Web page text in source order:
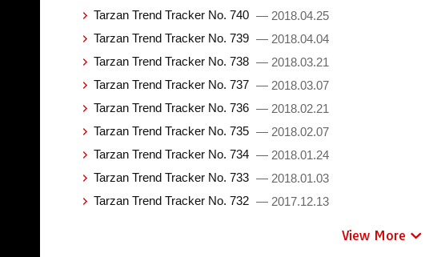
Tarzan Trend Tracker No. 740 — 2018.04.25
Tarzan Trend Tracker No. 739 — 2018.04.04
Tarzan Trend Tracker No. 738 — 2018.03.21
Tarzan Trend Tracker No. 737 — 2018.03.07
Tarzan Trend Tracker No. 736 — 2018.02.21
Tarzan Trend Tracker No. 735 — 2018.02.07
Tarzan Trend Tracker No. 734 — 2018.01.24
Tarzan Trend Tracker No. 733 — 2018.01.03
Tarzan Trend Tracker No. 732 — 2017.12.13
View More